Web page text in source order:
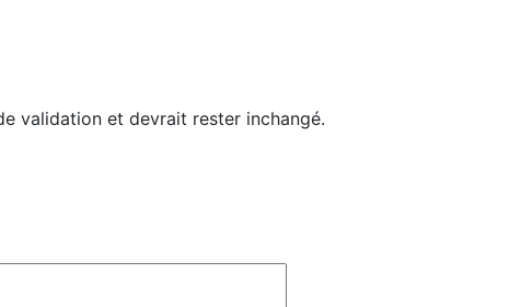
validation et devrait rester inchangé.